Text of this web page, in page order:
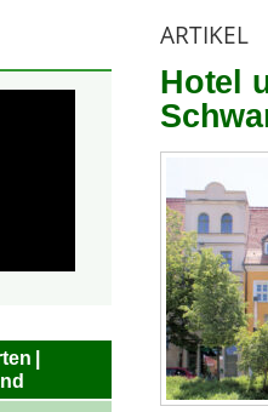
ARTIKEL
Hotel
|